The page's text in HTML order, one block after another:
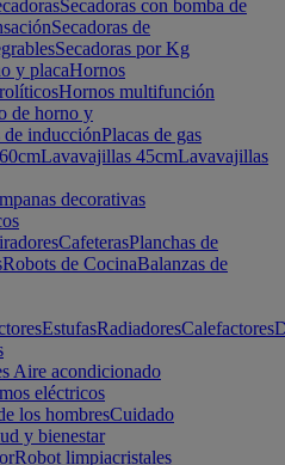
Secadoras con bomba de
Secadoras de
Secadoras por Kg
y placaHornos
Hornos multifunción
de horno y
de inducciónPlacas de gas
Lavavajillas 45cmLavavajillas
decorativas
CafeterasPlanchas de
Robots de CocinaBalanzas de
EstufasRadiadoresCalefactores
Aire acondicionado
eléctricos
los hombresCuidado
y bienestar
Robot limpiacristales